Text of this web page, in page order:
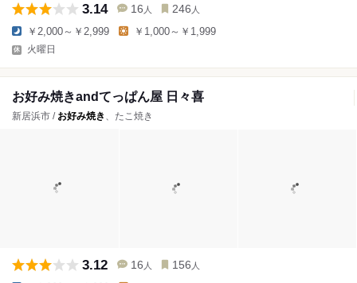
3.14 16 人 246 人
￥2,000～￥2,999 ￥1,000～￥1,999
火曜日
お好み焼きandてっぱん屋 日々喜
新居浜市 / お好み焼き 、たこ焼き
3.12 16 人 156 人